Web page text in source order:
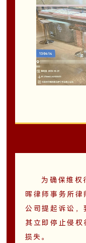
为确保维权
晖律师事务所
公司提起诉讼，
其立即停止侵
损失。